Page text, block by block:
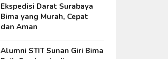
Ekspedisi Darat Surabaya
Bima yang Murah, Cepat
dan Aman
Alumni STIT Sunan Giri Bima